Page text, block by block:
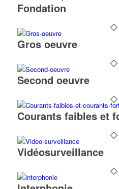
Fondation
Gros oeuvre
Second oeuvre
Courants faibles et
Vidéosurveillance